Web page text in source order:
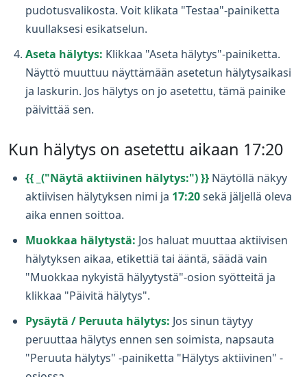
pudotusvalikosta. Voit klikata "Testaa"-painiketta
kuullaksesi esikatselun.
Aseta hälytys: Klikkaa "Aseta hälytys"-painiketta.
Näyttö muuttuu näyttämään asetetun hälytysaikasi
ja laskurin. Jos hälytys on jo asetettu, tämä painike
päivittää sen.
Kun hälytys on asetettu aikaan 17:20
{{ _("Näytä aktiivinen hälytys:") }} Näytöllä näkyy
aktiivisen hälytyksen nimi ja 17:20sekä jäljellä oleva
aika ennen soittoa.
Muokkaa hälytystä: Jos haluat muuttaa aktiivisen
hälytyksen aikaa, etikettiä tai ääntä, säädä vain
"Muokkaa nykyistä hälyytystä"-osion syötteitä ja
klikkaa "Päivitä hälytys".
Pysäytä / Peruuta hälytys: Jos sinun täytyy
peruuttaa hälytys ennen sen soimista, napsauta
"Peruuta hälytys" -painiketta "Hälytys aktiivinen" -